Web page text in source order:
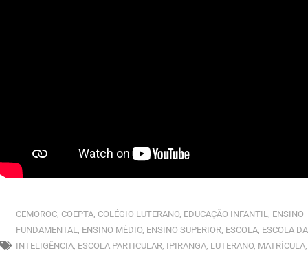
CEMOROC COEPTA COLÉGIO LUTERANO EDUCAÇÃO INFANTIL
ENSINO
FUNDAMENTAL
ENSINO MÉDIO ENSINO SUPERIOR ESCOLA ESCOLA DA
INTELIGÊNCIA ESCOLA PARTICULAR IPIRANGA LUTERANO MATRÍCULA